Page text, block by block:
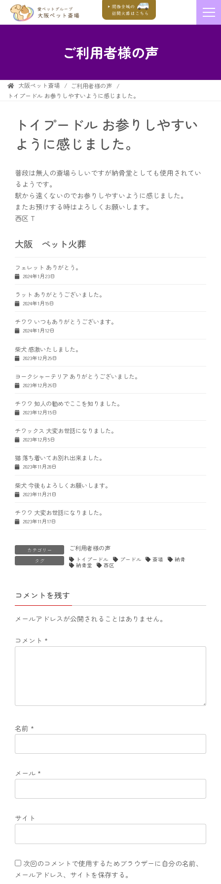
ご利用者様の声
大阪ペット斎場
ご利用者様の声
トイプードル お参りしやすいように感じました。
トイプードル お参りしやすい
ように感じました。
普段は無人の斎場らしいですが納骨堂としても使用されてい
るようです。
駅から遠くないのでお参りしやすいように感じました。
またお預けする時はよろしくお願いします。
西区 T
大阪 ペット火葬
フェレット ありがとう。
2024年1月23日
ラット ありがとうございました。
2024年1月19日
チワワ いつもありがとうございます。
2024年1月12日
柴犬 感激いたしました。
2023年12月29日
ヨークシャーテリア ありがとうございました。
2023年12月26日
チワワ 知人の勧めでここを知りました。
2023年12月15日
チワックス 大変お世話になりました。
2023年12月5日
猫 落ち着いてお別れ出来ました。
2023年11月28日
柴犬 今後もよろしくお願いします。
2023年11月21日
チワワ 大変お世話になりました。
2023年11月17日
カテゴリー ご利用者様の声
タグ トイプードル プードル 斎場
納骨
納骨堂
西区
コメントを残す
メールアドレスが公開されることはありません。
コメント *
名前 *
メール *
サイト
次回のコメントで使用するためブラウザーに自分の名前、
メールアドレス、サイトを保存する。